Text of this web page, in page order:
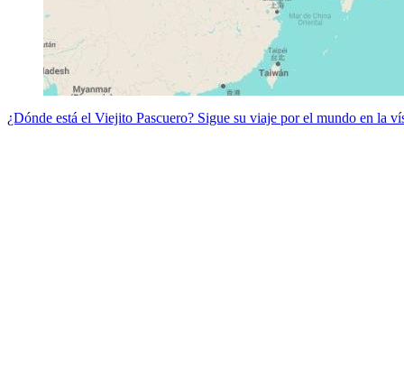
¿Dónde está el Viejito Pascuero? Sigue su viaje por el mundo en la